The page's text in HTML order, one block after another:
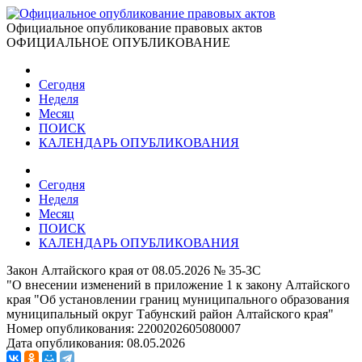
Официальное опубликование правовых актов
ОФИЦИАЛЬНОЕ ОПУБЛИКОВАНИЕ
Сегодня
Неделя
Месяц
ПОИСК
КАЛЕНДАРЬ ОПУБЛИКОВАНИЯ
Сегодня
Неделя
Месяц
ПОИСК
КАЛЕНДАРЬ ОПУБЛИКОВАНИЯ
Закон Алтайского края от 08.05.2026 № 35-ЗС
"О внесении изменений в приложение 1 к закону Алтайского
края "Об установлении границ муниципального образования
муниципальный округ Табунский район Алтайского края"
Номер опубликования: 2200202605080007
Дата опубликования: 08.05.2026